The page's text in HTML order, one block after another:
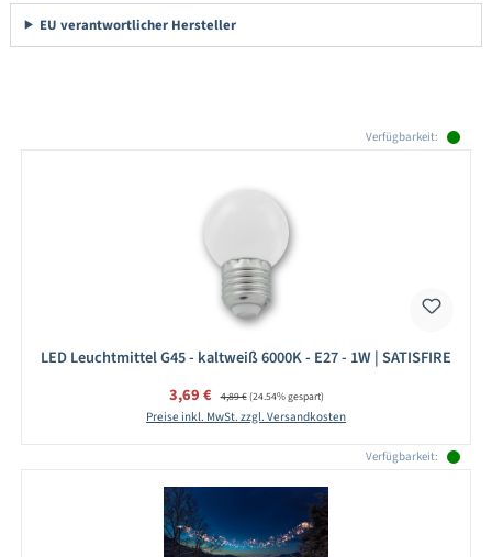
EU verantwortlicher Hersteller
Verfügbarkeit:
LED Leuchtmittel G45 - kaltweiß 6000K - E27 - 1W | SATISFIRE
Verkaufspreis:
3,69 € Regulärer Preis:
4,89 €(24.54% gespart)
Preise inkl. MwSt. zzgl. Versandkosten
Verfügbarkeit: